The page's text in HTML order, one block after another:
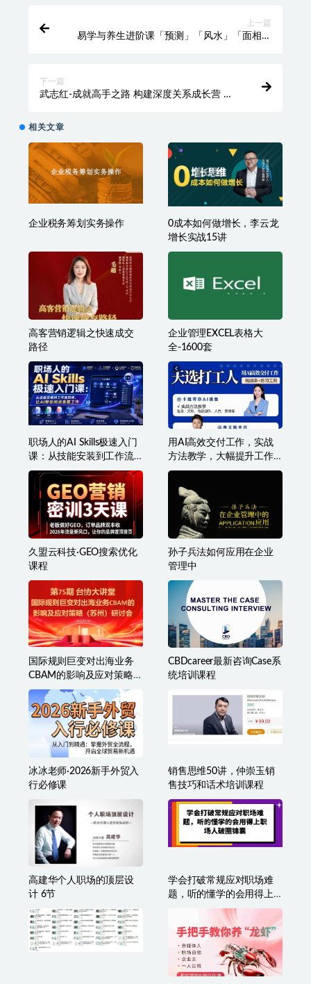
上一篇
易学与养生进阶课「预测」「风水」「面相」
下一篇
武志红-成就高手之路 构建深度关系成长营 武
相关文章
企业税务筹划实务操作
0成本如何做增长，李云龙
增长实战15讲
高客营销‬逻辑之快速成交
路‬径
企业管理EXCEL表格大
全-1600套
职场人的AI Skills极速入门
课：从技能安装到工作流
搭建，让AI替你完成重复
工作
用AI高效交付工作，实战
方法教学，大幅提升工作
效率
久盟云科技·GEO搜索优化
课程
孙子兵法如何应用在企业
管理中
国际规则巨变对出海业务
CBAM的影响及应对策略-7
月2日
CBDcareer最新咨询Case系
统培训课程
冰冰老师·2026新手外贸入
行必修课
销售思维50讲，仲崇玉销
售技巧和话术培训课程
高建华个人职场的顶层设
计 6节
学会打破常规应对职场难
题，听的懂学的会用得上
职场人破圏锦囊